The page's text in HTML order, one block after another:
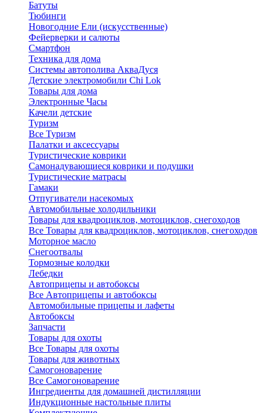
Батуты
Тюбинги
Новогодние Ели (искусственные)
Фейерверки и салюты
Смартфон
Техника для дома
Системы автополива АкваДуся
Детские электромобили Chi Lok
Товары для дома
Электронные Часы
Качели детские
Туризм
Все Туризм
Палатки и аксессуары
Туристические коврики
Самонадувающиеся коврики и подушки
Туристические матрасы
Гамаки
Отпугиватели насекомых
Автомобильные холодильники
Товары для квадроциклов, мотоциклов, снегоходов
Все Товары для квадроциклов, мотоциклов, снегоходов
Моторное масло
Снегоотвалы
Тормозные колодки
Лебедки
Автоприцепы и автобоксы
Все Автоприцепы и автобоксы
Автомобильные прицепы и лафеты
Автобоксы
Запчасти
Товары для охоты
Все Товары для охоты
Товары для животных
Самогоноварение
Все Самогоноварение
Ингредиенты для домашней дистилляции
Индукционные настольные плиты